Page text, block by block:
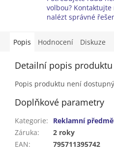
volbou?
nalézt správné
Popis Hodnocení Diskuze
Detailní popis produktu
Popis produktu není dostupný
Doplňkové parametry
Kategorie:
Reklamní
Záruka:
2 roky
EAN: 795711395742